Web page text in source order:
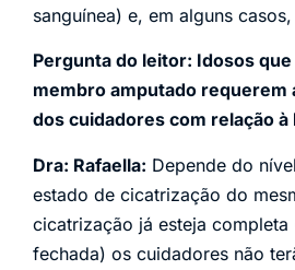
sanguínea) e, em alguns
Pergunta do leitor: Idosos
membro amputado requerem
dos cuidadores com relação
Dra: Rafaella: Depende do
estado de cicatrização do
cicatrização já esteja completa
fechada) os cuidadores não